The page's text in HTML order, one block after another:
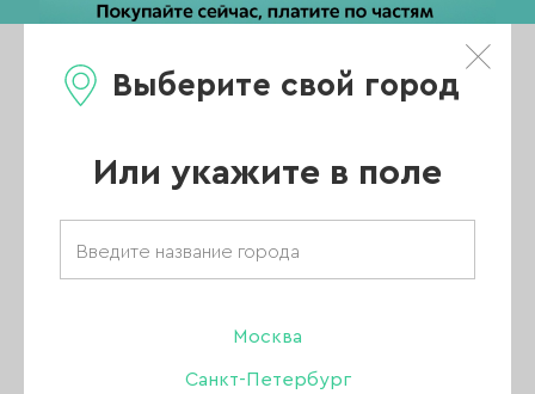
Выберите свой город
Или укажите в поле
Москва
Санкт-Петербург
Каталог
Главная/
Новости
Новинка - колпачки и резиновые основы 5d
Новинка -